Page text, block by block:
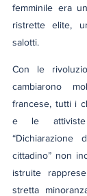
femminile era
ristrette elite,
salotti.
Con le
cambiarono
francese, tutti i
e le attiviste
cittadino” non
istruite
stretta